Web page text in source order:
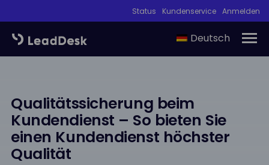
Status Kundenservice Anmelden
Deutsch
Qualitätssicherung beim
Kundendienst – So bieten Sie
einen Kundendienst höchster
Qualität